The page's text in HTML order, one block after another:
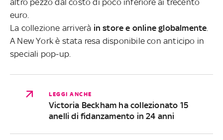
euro.
La collezione arriverà in store e online globalmente
A New York è stata resa disponibile con anticipo in
speciali pop-up.
LEGGI ANCHE
Victoria Beckham ha collezionato 15
anelli di fidanzamento in 24 anni